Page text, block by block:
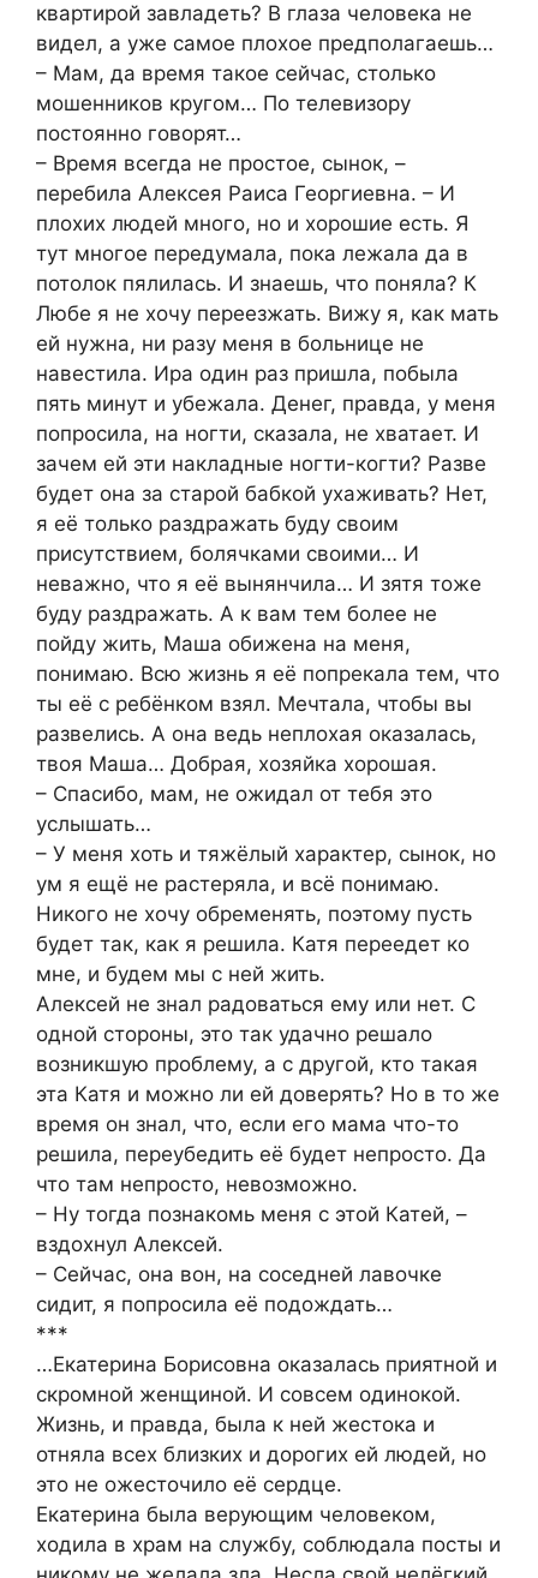
квартирой завладеть? В глаза человека не
видел, а уже самое плохое предполагаешь…
– Мам, да время такое сейчас, столько
мошенников кругом… По телевизору
постоянно говорят…
– Время всегда не простое, сынок, –
перебила Алексея Раиса Георгиевна. – И
плохих людей много, но и хорошие есть. Я
тут многое передумала, пока лежала да в
потолок пялилась. И знаешь, что поняла? К
Любе я не хочу переезжать. Вижу я, как мать
ей нужна, ни разу меня в больнице не
навестила. Ира один раз пришла, побыла
пять минут и убежала. Денег, правда, у меня
попросила, на ногти, сказала, не хватает. И
зачем ей эти накладные ногти-когти? Разве
будет она за старой бабкой ухаживать? Нет,
я её только раздражать буду своим
присутствием, болячками своими… И
неважно, что я её вынянчила… И зятя тоже
буду раздражать. А к вам тем более не
пойду жить, Маша обижена на меня,
понимаю. Всю жизнь я её попрекала тем, что
ты её с ребёнком взял. Мечтала, чтобы вы
развелись. А она ведь неплохая оказалась,
твоя Маша… Добрая, хозяйка хорошая.
– Спасибо, мам, не ожидал от тебя это
услышать…
– У меня хоть и тяжёлый характер, сынок, но
ум я ещё не растеряла, и всё понимаю.
Никого не хочу обременять, поэтому пусть
будет так, как я решила. Катя переедет ко
мне, и будем мы с ней жить.
Алексей не знал радоваться ему или нет. С
одной стороны, это так удачно решало
возникшую проблему, а с другой, кто такая
эта Катя и можно ли ей доверять? Но в то же
время он знал, что, если его мама что-то
решила, переубедить её будет непросто. Да
что там непросто, невозможно.
– Ну тогда познакомь меня с этой Катей, –
вздохнул Алексей.
– Сейчас, она вон, на соседней лавочке
сидит, я попросила её подождать…
***
…Екатерина Борисовна оказалась приятной и
скромной женщиной. И совсем одинокой.
Жизнь, и правда, была к ней жестока и
отняла всех близких и дорогих ей людей, но
это не ожесточило её сердце.
Екатерина была верующим человеком,
ходила в храм на службу, соблюдала посты и